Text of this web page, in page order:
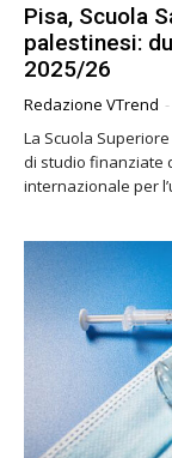
Pisa, Scuola
palestinesi:
2025/26
Redazione VTrend -
La Scuola
di studio finanziate
internazionale per